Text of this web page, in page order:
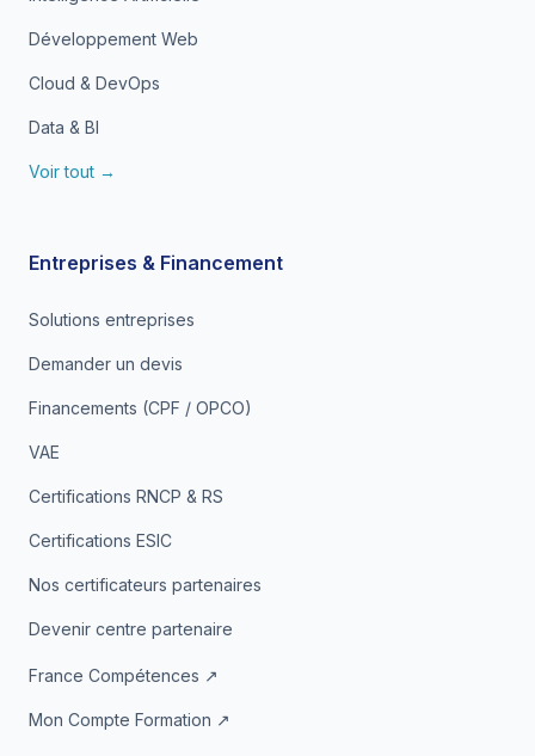
Développement Web
Cloud & DevOps
Data & BI
Voir tout →
Entreprises & Financement
Solutions entreprises
Demander un devis
Financements (CPF / OPCO)
VAE
Certifications RNCP & RS
Certifications ESIC
Nos certificateurs partenaires
Devenir centre partenaire
France Compétences ↗
Mon Compte Formation ↗